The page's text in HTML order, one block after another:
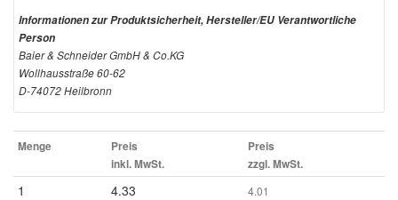
Informationen zur Produktsicherheit, Hersteller/EU Verantwortliche
Person
Baier & Schneider GmbH & Co.KG
Wollhausstraße 60-62
D-74072 Heilbronn
Menge
Preis
inkl. MwSt.
Preis
zzgl. MwSt.
1 4.33
4.01